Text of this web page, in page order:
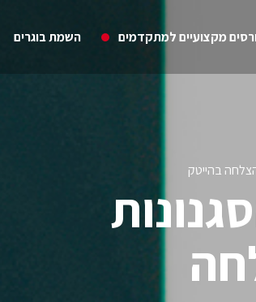
מקצועיים למתקדמים השמת בוגרים
בהייטק